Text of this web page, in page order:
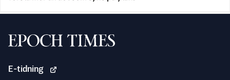
Svenska Epoch Times
E-tidning